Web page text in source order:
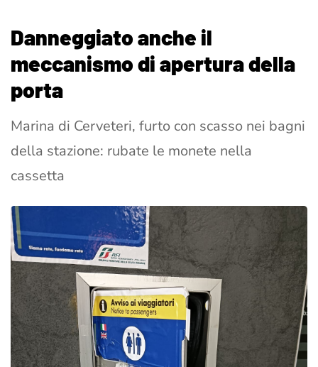
Danneggiato anche il
meccanismo di apertura della
porta
Marina di Cerveteri, furto con scasso nei bagni
della stazione: rubate le monete nella
cassetta